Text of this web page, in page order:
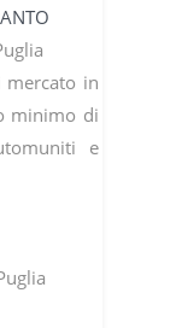
mercato in
minimo di
e